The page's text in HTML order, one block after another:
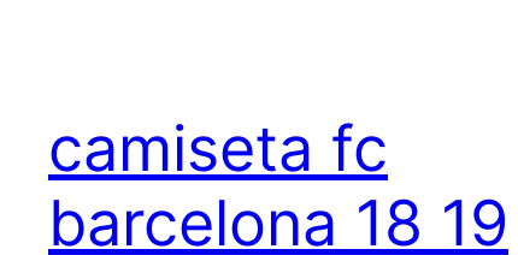
camiseta fc
barcelona 18 19